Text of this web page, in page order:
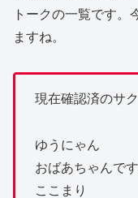
トークの一覧です。
ますね。
現在確認済のサ
ゆうにゃん
おばあちゃんです
ここまり